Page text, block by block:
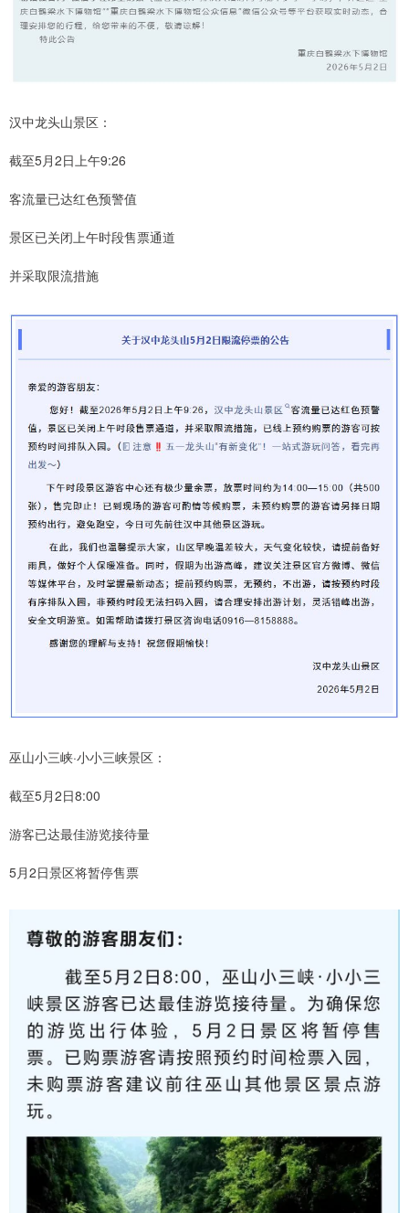
汉中龙头山景区：
截至5月2日上午9:26
客流量已达红色预警值
景区已关闭上午时段售票通道
并采取限流措施
巫山小三峡·小小三峡景区：
截至5月2日8:00
游客已达最佳游览接待量
5月2日景区将暂停售票